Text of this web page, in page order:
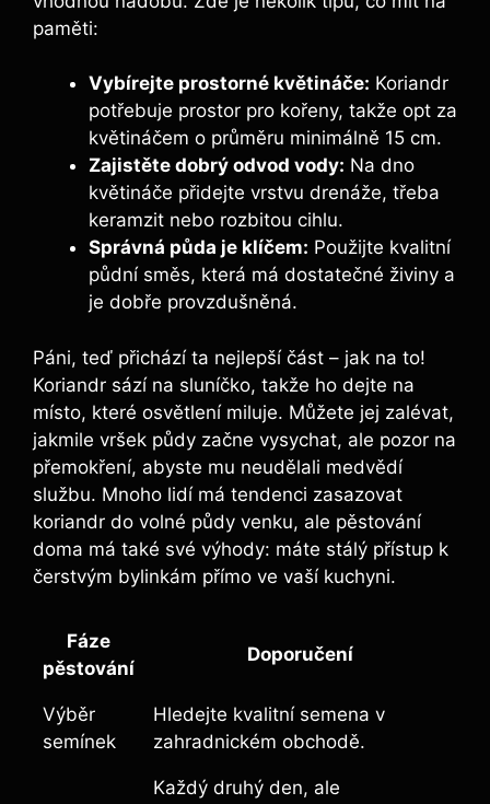
paměti:
Vybírejte prostorné květináče: Koriandr
potřebuje prostor pro kořeny, takže opt za
květináčem o průměru minimálně 15 cm.
Zajistěte dobrý odvod vody: Na dno
květináče přidejte vrstvu drenáže, třeba
keramzit nebo rozbitou cihlu.
Správná půda je klíčem: Použijte kvalitní
půdní směs, která má dostatečné živiny a
je dobře provzdušněná.
Páni, teď přichází ta nejlepší část – jak na to!
Koriandr sází na sluníčko, takže ho dejte na
místo, které osvětlení miluje. Můžete jej zalévat,
jakmile vršek půdy začne vysychat, ale pozor na
přemokření, abyste mu neudělali medvědí
službu. Mnoho lidí má tendenci zasazovat
koriandr do volné půdy venku, ale pěstování
doma má také své výhody: máte stálý přístup k
čerstvým bylinkám přímo ve vaší kuchyni.
Fáze
pěstování
Doporučení
Výběr
semínek
Hledejte kvalitní semena v
zahradnickém obchodě.
Každý druhý den, ale